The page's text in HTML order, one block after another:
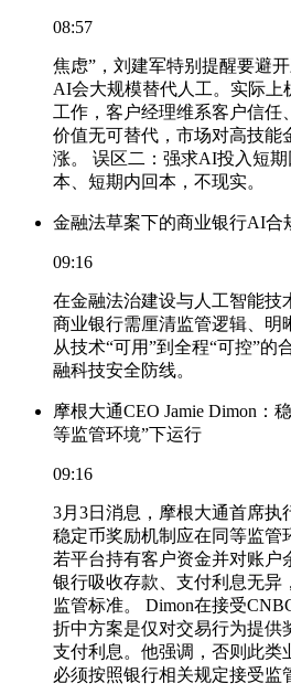
08:57
焦虑”，刘建军特别提醒要避
AI会大规模替代人工。实际上
工作，客户经理维系客户信任
价值无可替代，市场对高技能
涨。 误区二：强求AI投入短
本、短期内回本，不现实。
金融法草案下的商业银行AI合
09:16
在金融法治建设与人工智能技
商业银行需厘清监管逻辑、明
从技术“可用”到全程“可控”的
融科技安全防线。
摩根大通CEO Jamie Dimon：
等监管环境”下运行
09:16
3月3日消息，摩根大通首席执
稳定币奖励机制应在同等监管
若平台持有客户资金并对账户
银行吸收存款、支付利息无异
监管标准。 Dimon在接受
折中方案是仅对交易行为提供
支付利息。他强调，否则此类
必须按照银行相关规定接受监